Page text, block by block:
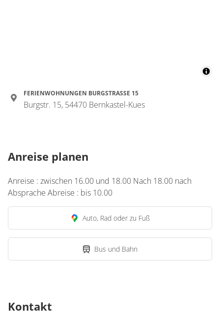
FERIENWOHNUNGEN BURGSTRASSE 15
Burgstr. 15, 54470 Bernkastel-Kues
Anreise planen
Anreise : zwischen 16.00 und 18.00 Nach 18.00 nach
Absprache Abreise : bis 10.00
Auto, Rad oder zu Fuß
Bus und Bahn
Kontakt